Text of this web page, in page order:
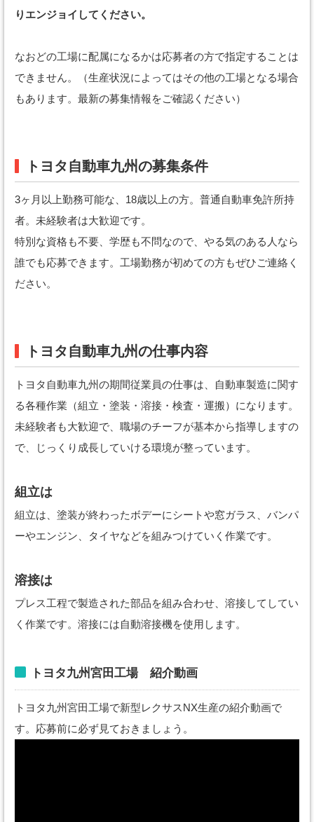
りエンジョイしてください。
なおどの工場に配属になるかは応募者の方で指定することは
できません。（生産状況によってはその他の工場となる場合
もあります。最新の募集情報をご確認ください）
トヨタ自動車九州の募集条件
3ヶ月以上勤務可能な、18歳以上の方。普通自動車免許所持
者。未経験者は大歓迎です。
特別な資格も不要、学歴も不問なので、やる気のある人なら
誰でも応募できます。工場勤務が初めての方もぜひご連絡く
ださい。
トヨタ自動車九州の仕事内容
トヨタ自動車九州の期間従業員の仕事は、自動車製造に関す
る各種作業（組立・塗装・溶接・検査・運搬）になります。
未経験者も大歓迎で、職場のチーフが基本から指導しますの
で、じっくり成長していける環境が整っています。
組立は
組立は、塗装が終わったボデーにシートや窓ガラス、バンパ
ーやエンジン、タイヤなどを組みつけていく作業です。
溶接は
プレス工程で製造された部品を組み合わせ、溶接してしてい
く作業です。溶接には自動溶接機を使用します。
トヨタ九州宮田工場 紹介動画
トヨタ九州宮田工場で新型レクサスNX生産の紹介動画で
す。応募前に必ず見ておきましょう。